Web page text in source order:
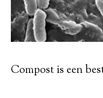
Compost is een